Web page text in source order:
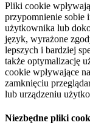
Pliki cookie
przypomnienie sobie
użytkownika lub
język, wyrażone
lepszych i bardziej
także optymalizację
cookie wpływające
zamknięciu
lub urządzeniu
Niezbędne pliki